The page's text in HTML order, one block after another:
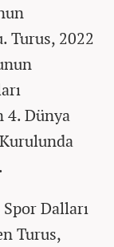
Turus, 2022
4. Dünya
Dalları
Turus,